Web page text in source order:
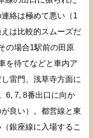
絡は極めて悪い（1
は比較的スムーズだ
の場合1駅前の田原
を待てなどと車内ア
雷門、浅草寺方面に
6, 7, 8番出口に向か
良い）。都営線と東
銀座線に入場するこ